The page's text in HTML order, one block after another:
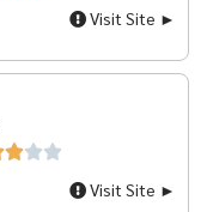
Visit Site ►

Visit Site ►